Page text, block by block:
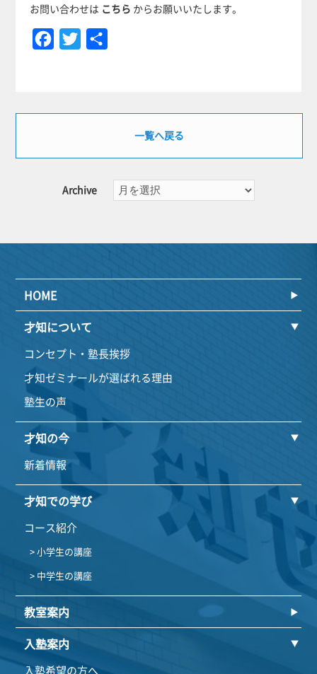
お問い合わせは こちら からお願いいたします。
Facebook
Twitter
一覧へ戻る
Archive
HOME
才知について
コンセプト・塾長挨拶
才知ゼミナールが選ばれる理由
塾生の声
才知の今
新着情報
才知での学び
コース紹介
> 小学生の講座
> 中学生の講座
教室案内
入塾案内
入塾希望の方へ